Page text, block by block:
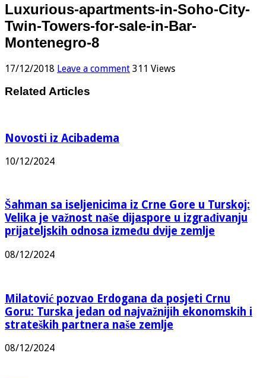
Luxurious-apartments-in-Soho-City-
Twin-Towers-for-sale-in-Bar-
Montenegro-8
17/12/2018 Leave a comment 311 Views
Related Articles
Novosti iz Acibadema
10/12/2024
Šahman sa iseljenicima iz Crne Gore u Turskoj:
Velika je važnost naše dijaspore u izgrađivanju
prijateljskih odnosa između dvije zemlje
08/12/2024
Milatović pozvao Erdogana da posjeti Crnu
Goru: Turska jedan od najvažnijih ekonomskih i
strateških partnera naše zemlje
08/12/2024